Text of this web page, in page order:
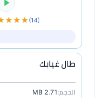
(14)
طال غيابك
الحجم:2.71 MB